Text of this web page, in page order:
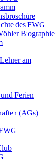
des FWG
Biographie
am
Ferien
(AGs)